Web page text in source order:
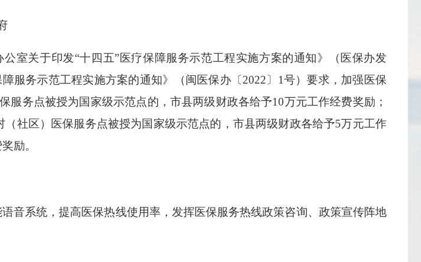
关于印发“十四五”医疗保障服务示范工程实施方案的通知》（医保办发
服务示范工程实施方案的通知》（闽医保办〔2022〕1号）要求，加强医保
务点被授为国家级示范点的，市县两级财政各给予10万元工作经费奖励；
社区）医保服务点被授为国家级示范点的，市县两级财政各给予5万元工作
励。
系统，提高医保热线使用率，发挥医保服务热线政策咨询、政策宣传阵地